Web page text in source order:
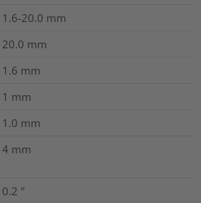
1.6-20.0 mm
20.0 mm
1.6 mm
1 mm
1.0 mm
4 mm
0.2 "